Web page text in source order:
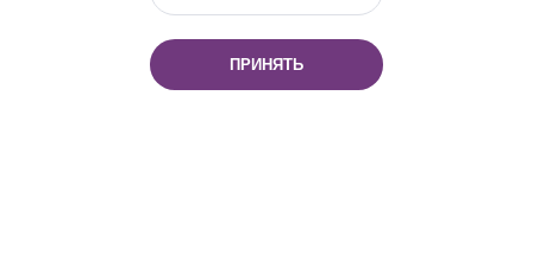
Эл. почта: inbox@nlb.by
ПРИНЯТЬ